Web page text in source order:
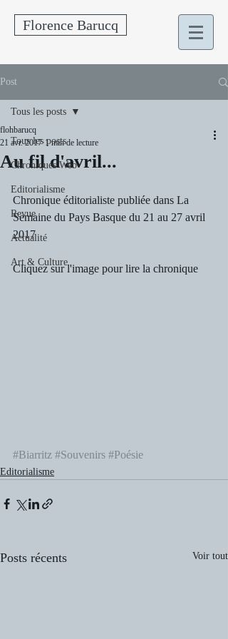
Florence Barucq
Post
Tous les posts
Chroniques Web
Editorialisme
Revue
Actualité
Art & Culture
Tous les posts
Au fil d'avril...
flohbarucq
21 avr. 2017 1 min de lecture
Chronique éditorialiste publiée dans La
Semaine du Pays Basque du 21 au 27 avril
2017
Cliquez sur l'image pour lire la chronique
#Biarritz #Souvenirs #Poésie
Editorialisme
Posts récents Voir tout